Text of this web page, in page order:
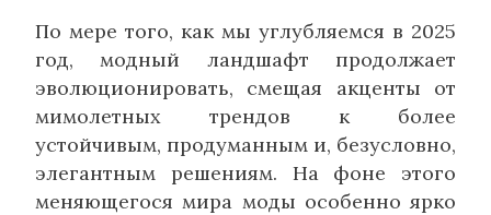
По мере того, как мы углубляемся в 2025
год, модный ландшафт продолжает
эволюционировать, смещая акценты от
мимолетных трендов к более
устойчивым, продуманным и, безусловно,
элегантным решениям. На фоне этого
меняющегося мира моды особенно ярко